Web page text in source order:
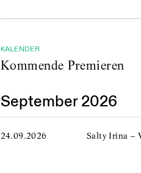
KALENDER
Kommende Premieren
September 2026
24.09.2026 Salty Irina –